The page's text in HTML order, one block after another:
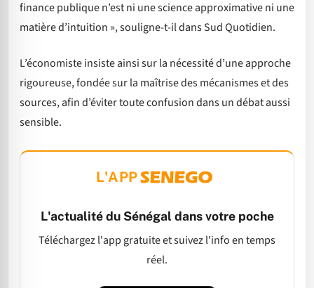
finance publique n’est ni une science approximative ni une
matière d’intuition », souligne-t-il dans Sud Quotidien.
L’économiste insiste ainsi sur la nécessité d’une approche
rigoureuse, fondée sur la maîtrise des mécanismes et des
sources, afin d’éviter toute confusion dans un débat aussi
sensible.
L'APP
L'actualité du Sénégal dans votre poche
Téléchargez l'app gratuite et suivez l'info en temps
réel.